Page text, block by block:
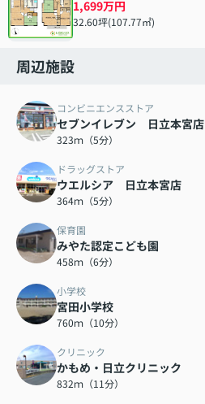
1,699万円
32.60坪(107.77㎡)
周辺施設
コンビニエンスストア
セブンイレブン 日立本宮店
323ｍ（5分）
ドラッグストア
ウエルシア 日立本宮店
364ｍ（5分）
保育園
みやた認定こども園
458ｍ（6分）
小学校
宮田小学校
760ｍ（10分）
クリニック
かもめ・日立クリニック
832ｍ（11分）